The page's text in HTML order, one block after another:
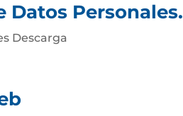
Personales.
Descarga